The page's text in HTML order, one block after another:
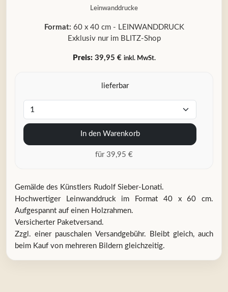
Leinwanddrucke
Format: 60 x 40 cm - LEINWANDDRUCK
Exklusiv nur im BLITZ-Shop
Preis:39,95 € inkl. MwSt.
lieferbar
In den Warenkorb
für 39,95 €
Gemälde des Künstlers Rudolf Sieber-Lonati.
Hochwertiger Leinwanddruck im Format 40 x 60 cm.
Aufgespannt auf einen Holzrahmen.
Versicherter Paketversand.
Zzgl. einer pauschalen Versandgebühr. Bleibt gleich, auch
beim Kauf von mehreren Bildern gleichzeitig.